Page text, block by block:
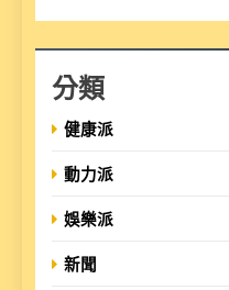
分類
健康派
動力派
娛樂派
新聞